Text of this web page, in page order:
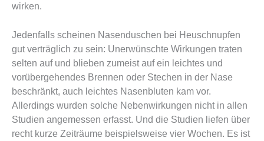
wirken.
Jedenfalls scheinen Nasenduschen bei Heuschnupfen
gut verträglich zu sein: Unerwünschte Wirkungen traten
selten auf und blieben zumeist auf ein leichtes und
vorübergehendes Brennen oder Stechen in der Nase
beschränkt, auch leichtes Nasenbluten kam vor.
Allerdings wurden solche Nebenwirkungen nicht in allen
Studien angemessen erfasst. Und die Studien liefen über
recht kurze Zeiträume beispielsweise vier Wochen. Es ist